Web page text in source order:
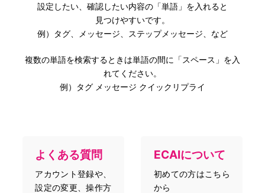
設定したい、確認したい内容の「単語」を入れると
見つけやすいです。
例）タグ、メッセージ、ステップメッセージ、など
複数の単語を検索するときは単語の間に「スペース」を入
れてください。
例）タグ メッセージ クイックリプライ
よくある質問
アカウント登録や、
設定の変更、操作方
ECAIについて
初めての方はこちら
から